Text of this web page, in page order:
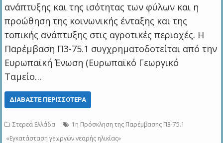
ανάπτυξης και της ισότητας των φύλων και η
προώθηση της κοινωνικής ένταξης και της
τοπικής ανάπτυξης στις αγροτικές περιοχές. Η
Παρέμβαση Π3-75.1 συγχρηματοδοτείται από την
Ευρωπαϊκή Ένωση (Ευρωπαϊκό Γεωργικό
Ταμείο…
ΔΙΑΒΆΣΤΕ ΠΕΡΙΣΣΌΤΕΡΑ
Στερεά Ελλάδα
1η Πρόσκληση της Παρέμβασης Π3-75.1
«Εγκατάσταση γεωργών νεαρής ηλικίας»